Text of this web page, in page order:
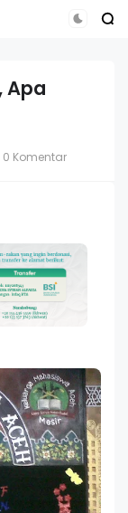
Apa
0 Komentar